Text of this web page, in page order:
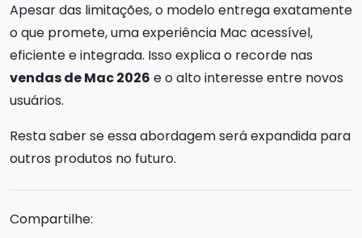
Apesar das limitações, o modelo entrega exatamente
o que promete, uma experiência Mac acessível,
eficiente e integrada. Isso explica o recorde nas
vendas de Mac 2026 e o alto interesse entre novos
usuários.
Resta saber se essa abordagem será expandida para
outros produtos no futuro.
Compartilhe: